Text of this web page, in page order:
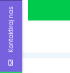
Kontaktiraj nas